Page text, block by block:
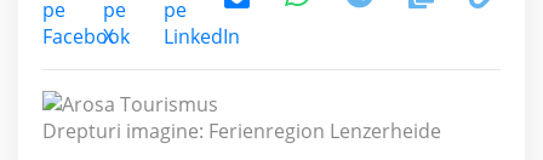
Drepturi imagine: Ferienregion Lenzerheide